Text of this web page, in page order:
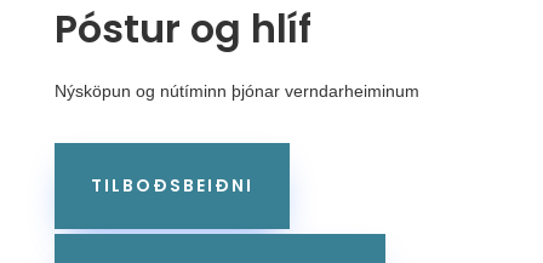
Póstur og hlíf
Nýsköpun og nútíminn þjónar verndarheiminum
TILBOÐSBEIÐNI